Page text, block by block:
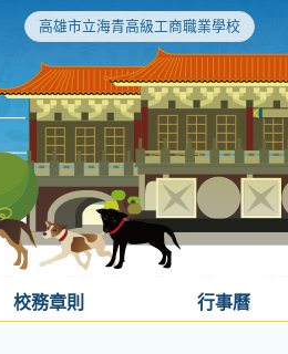
高雄市立海青高級工商職業學校
校務章則 行事曆